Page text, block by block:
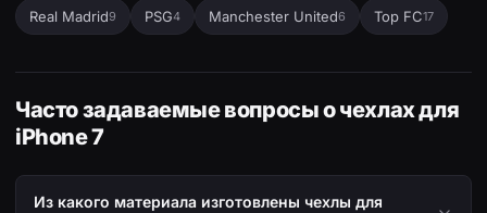
Real Madrid9 PSG4 Manchester United6 Top FC17
Часто задаваемые вопросы о чехлах для
iPhone 7
Из какого материала изготовлены чехлы для